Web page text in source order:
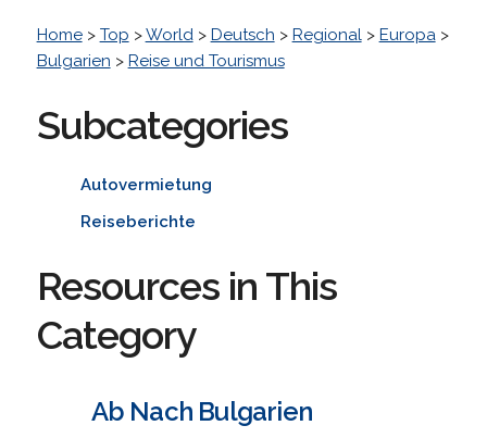
Home> Top >World> Deutsch > Regional> Europa>
Bulgarien > Reise und Tourismus
Subcategories
Autovermietung
Reiseberichte
Resources in This
Category
Ab Nach Bulgarien